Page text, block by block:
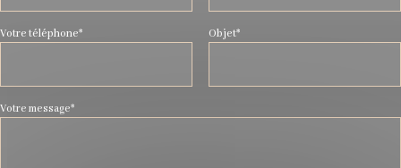
Votre téléphone* Objet*
Votre message*